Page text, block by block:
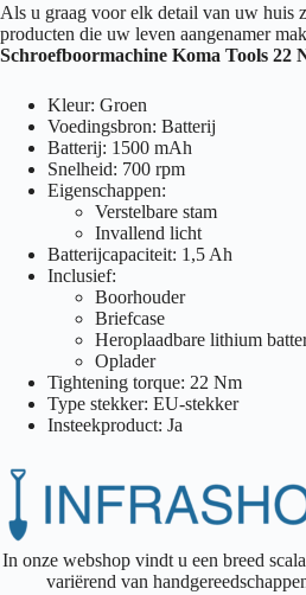
Als u graag voor elk detail van uw huis
producten die uw leven aangenamer
Schroefboormachine Koma Tools 22
Kleur: Groen
Voedingsbron: Batterij
Batterij: 1500 mAh
Snelheid: 700 rpm
Eigenschappen:
Verstelbare stam
Invallend licht
Batterijcapaciteit: 1,5 Ah
Inclusief:
Boorhouder
Briefcase
Heroplaadbare lithium
Oplader
Tightening torque: 22 Nm
Type stekker: EU-stekker
Insteekproduct: Ja
In onze webshop vindt u een breed
variërend van